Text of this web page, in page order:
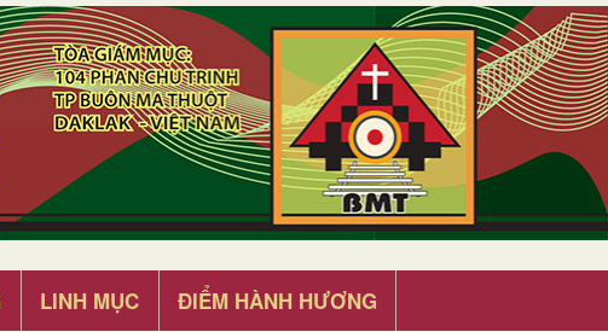
LINH MỤC ĐIỂM HÀNH HƯƠNG